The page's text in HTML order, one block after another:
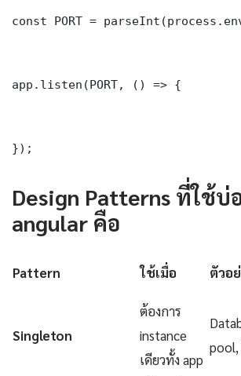
const PORT =
app.listen(PORT, () => {
});
Design Patterns ที่ใช้
angular คือ
Pattern ใช้เมื่อ ตัวอ
Singleton
ต้องการ
instance
เดียวทั้ง app
pool,